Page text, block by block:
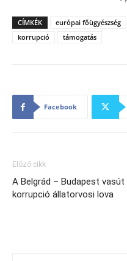
CÍMKÉK európai főügyészség
korrupció
támogatás
Facebook
Előző cikk
A Belgrád – Budapest vasút
korrupció állatorvosi lova